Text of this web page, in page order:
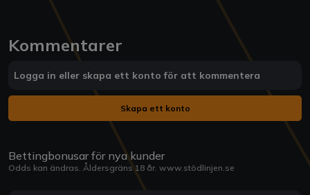
Kommentarer
Logga in eller skapa ett konto för att kommentera
Skapa ett konto
Bettingbonusar för nya kunder
Odds kan ändras. Åldersgräns 18 år. www.stödlinjen.se